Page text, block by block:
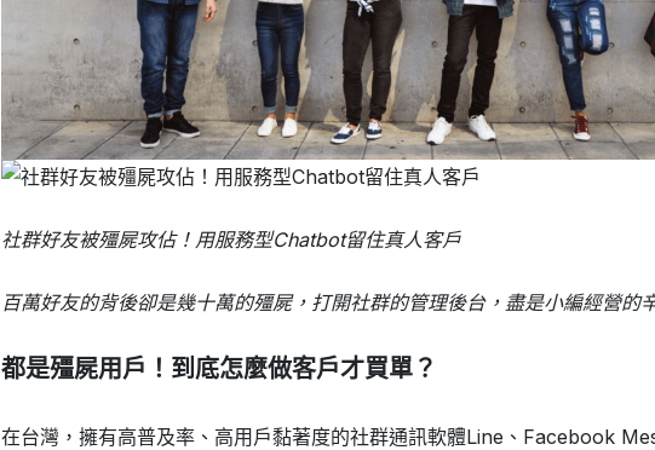
社群好友被殭屍攻佔！用服務型Chatbot留住真人客戶
百萬好友的背後卻是幾十萬的殭屍，打開社群的管理後台，盡是小編經營的
都是殭屍用戶！到底怎麼做客戶才買單？
在台灣，擁有高普及率、高用戶黏著度的社群通訊軟體Line、Facebook